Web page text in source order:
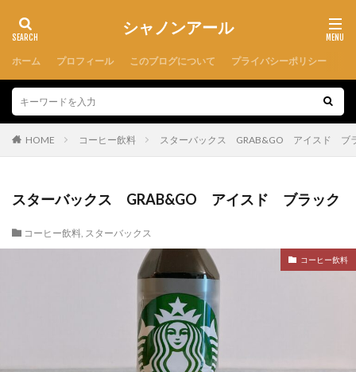
シャノンアール
ホーム プロフィール このブログについて プライバシーポリシー
HOME コーヒー飲料 スターバックス GRAB&GO アイスド ブ
スターバックス GRAB&GO アイスド ブラック
コーヒー飲料, スターバックス
コーヒー飲料